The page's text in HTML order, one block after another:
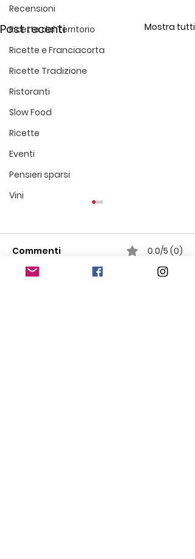
Recensioni
Ricette del Territorio
Ricette e Franciacorta
Ricette Tradizione
Ristoranti
Slow Food
Ricette
Eventi
Pensieri sparsi
Vini
Post recenti Mostra tutti
Commenti 0.0/5 (0)